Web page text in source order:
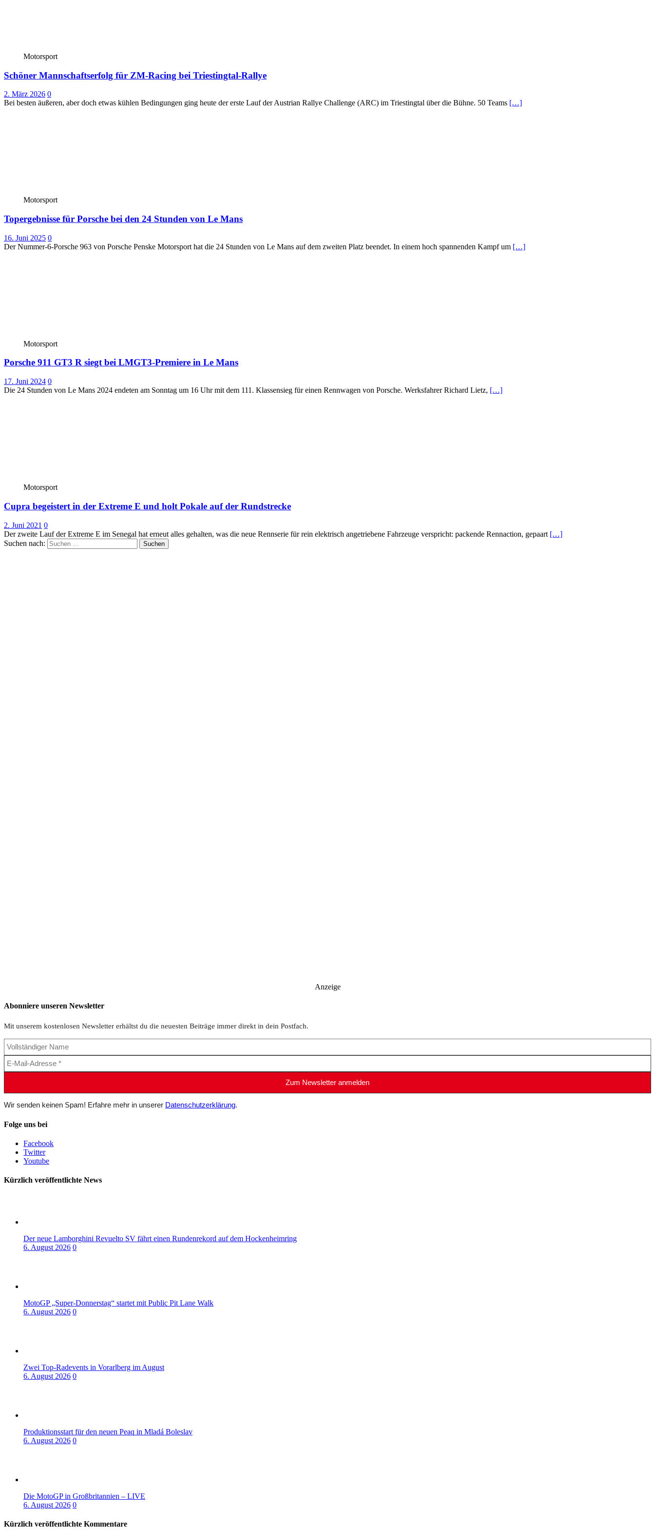
Motorsport
Schöner Mannschaftserfolg für ZM-Racing bei Triestingtal-Rallye
2. März 2026 0
Bei besten äußeren, aber doch etwas kühlen Bedingungen ging heute der erste Lauf der Austrian Rallye Challenge (ARC) im Triestingtal über die Bühne. 50 Teams […]
Motorsport
Topergebnisse für Porsche bei den 24 Stunden von Le Mans
16. Juni 2025 0
Der Nummer-6-Porsche 963 von Porsche Penske Motorsport hat die 24 Stunden von Le Mans auf dem zweiten Platz beendet. In einem hoch spannenden Kampf um […]
Motorsport
Porsche 911 GT3 R siegt bei LMGT3-Premiere in Le Mans
17. Juni 2024 0
Die 24 Stunden von Le Mans 2024 endeten am Sonntag um 16 Uhr mit dem 111. Klassensieg für einen Rennwagen von Porsche. Werksfahrer Richard Lietz, […]
Motorsport
Cupra begeistert in der Extreme E und holt Pokale auf der Rundstrecke
2. Juni 2021 0
Der zweite Lauf der Extreme E im Senegal hat erneut alles gehalten, was die neue Rennserie für rein elektrisch angetriebene Fahrzeuge verspricht: packende Rennaction, gepaart […]
Suchen nach:
Anzeige
Abonniere unseren Newsletter
Mit unserem kostenlosen Newsletter erhältst du die neuesten Beiträge immer direkt in dein Postfach.
Wir senden keinen Spam! Erfahre mehr in unserer Datenschutzerklärung.
Folge uns bei
Facebook
Twitter
Youtube
Kürzlich veröffentlichte News
Der neue Lamborghini Revuelto SV fährt einen Rundenrekord auf dem Hockenheimring
6. August 2026 0
MotoGP „Super-Donnerstag“ startet mit Public Pit Lane Walk
6. August 2026 0
Zwei Top-Radevents in Vorarlberg im August
6. August 2026 0
Produktionsstart für den neuen Peaq in Mladá Boleslav
6. August 2026 0
Die MotoGP in Großbritannien – LIVE
6. August 2026 0
Kürzlich veröffentlichte Kommentare